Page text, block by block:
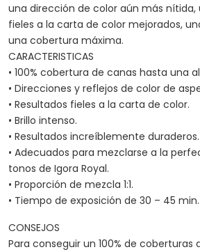
una dirección de color aún más nítida,
fieles a la carta de color mejorados,
una cobertura máxima.
CARACTERISTICAS
• 100% cobertura de canas hasta una
• Direcciones y reflejos de color de
• Resultados fieles a la carta de color.
• Brillo intenso.
• Resultados increíblemente duraderos.
• Adecuados para mezclarse a la
tonos de Igora Royal.
• Proporción de mezcla 1:1.
• Tiempo de exposición de 30 – 45 min.
CONSEJOS
Para conseguir un 100% de coberturas